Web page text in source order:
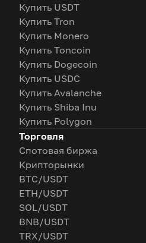
Купить USDT
Купить Tron
Купить Monero
Купить Toncoin
Купить Dogecoin
Купить USDC
Купить Avalanche
Купить Shiba Inu
Купить Polygon
Торговля
Спотовая биржа
Крипторынки
BTC/USDT
ETH/USDT
SOL/USDT
BNB/USDT
TRX/USDT